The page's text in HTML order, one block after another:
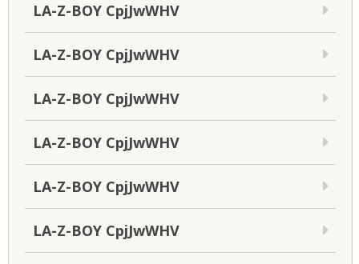
LA-Z-BOY CpjJwWHV
LA-Z-BOY CpjJwWHV
LA-Z-BOY CpjJwWHV
LA-Z-BOY CpjJwWHV
LA-Z-BOY CpjJwWHV
LA-Z-BOY CpjJwWHV